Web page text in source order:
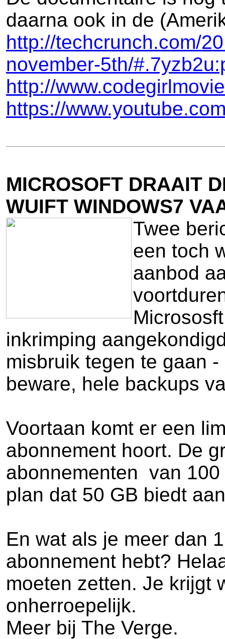
daarna ook in de
http://techcrunch.com/
november-5th/
http://
https://
MICROSOFT DRAAIT
WUIFT WINDOWS7
Twee
een toch
aanbod
inkrimping
misbruik tegen te gaan
beware, hele backups
Voortaan komt er een
abonnement hoort. De
abonnementen van
plan dat 50 GB biedt
En wat als je meer dan
abonnement hebt?
moeten zetten. Je krijgt
onherroepelijk.
Meer bij The Verge.